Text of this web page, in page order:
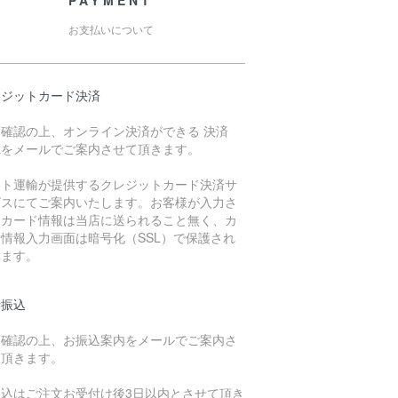
お支払いについて
ットカード決済
認の上、オンライン決済ができる 決済
メールでご案内させて頂きます。
運輸が提供するクレジットカード決済サ
にてご案内いたします。お客様が入力さ
ード情報は当店に送られること無く、カ
報入力画面は暗号化（SSL）で保護され
す。
込
認の上、お振込案内をメールでご案内さ
きます。
はご注文お受付け後3日以内とさせて頂き